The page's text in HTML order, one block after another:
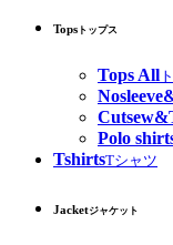
Tops トップス
Tops All
Polo
TshirtsTシャツ
Jacketジャケット